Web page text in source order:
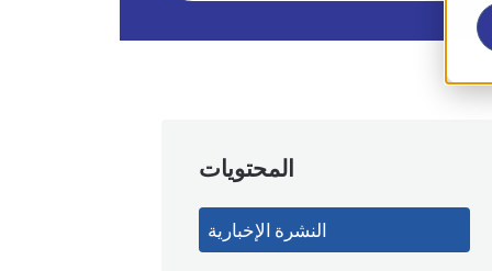
المحتويات
النشرة الإخبارية